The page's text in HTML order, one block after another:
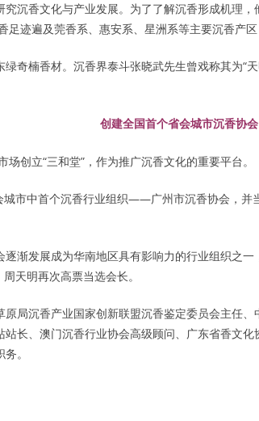
沉香文化与产业发展。为了了解沉香形成机理
迹遍及莞香系、惠安系、星洲系等主要沉香产区
奇楠香材。沉香界泰斗张晓武先生曾戏称其为“
创建全国首个省会城市沉香协会
创立“三和堂”，作为推广沉香文化的重要平台。
市中首个沉香行业组织——广州市沉香协会，并
渐发展成为华南地区具有影响力的行业组织之一
天明再次高票当选会长。
原局沉香产业国家创新联盟沉香鉴定委员会主任
长、澳门沉香行业协会高级顾问、广东省香文
。